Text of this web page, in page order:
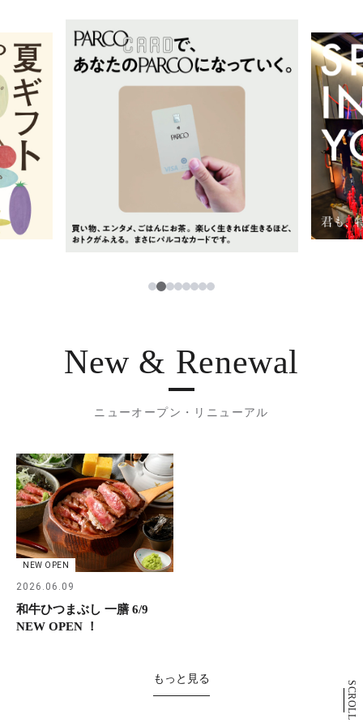
SCROLL
ニュース
レストラン・カフェ
TAX FREE
한국어
ภาษาไทย
日本語
1234567
New & Renewal
ニューオープン・リニューアル
NEW OPEN
2026.06.09
和牛ひつまぶし 一膳 6/9
NEW OPEN ！
もっと見る